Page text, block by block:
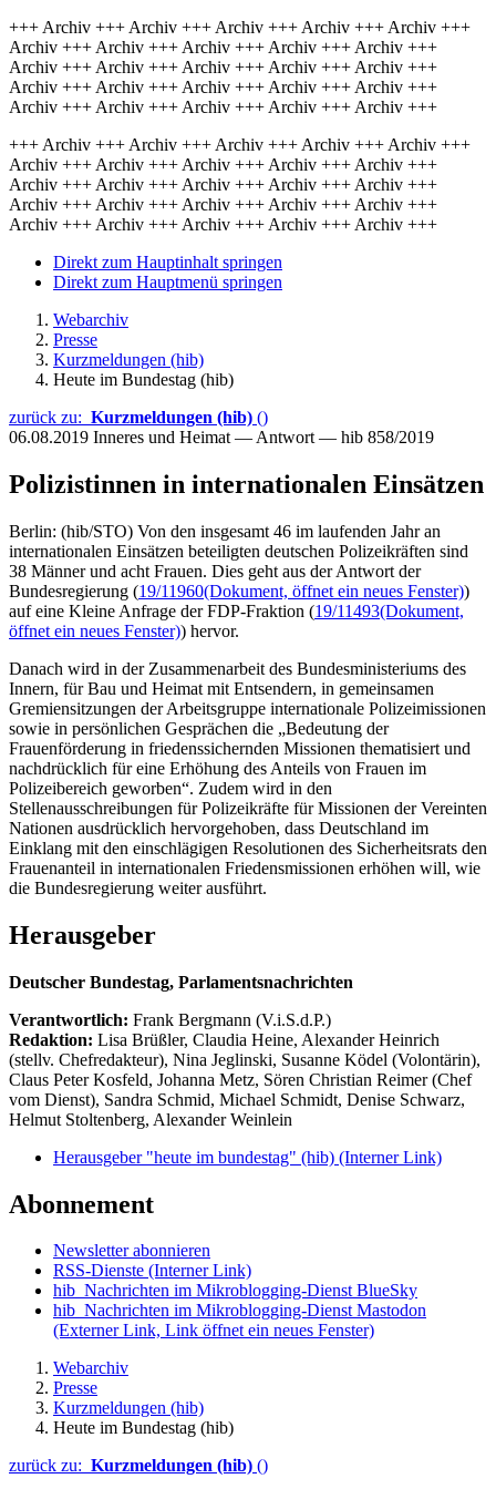
+++ Archiv +++ Archiv +++ Archiv +++ Archiv +++ Archiv +++
Archiv +++ Archiv +++ Archiv +++ Archiv +++ Archiv +++
Archiv +++ Archiv +++ Archiv +++ Archiv +++ Archiv +++
Archiv +++ Archiv +++ Archiv +++ Archiv +++ Archiv +++
Archiv +++ Archiv +++ Archiv +++ Archiv +++ Archiv +++
+++ Archiv +++ Archiv +++ Archiv +++ Archiv +++ Archiv +++
Archiv +++ Archiv +++ Archiv +++ Archiv +++ Archiv +++
Archiv +++ Archiv +++ Archiv +++ Archiv +++ Archiv +++
Archiv +++ Archiv +++ Archiv +++ Archiv +++ Archiv +++
Archiv +++ Archiv +++ Archiv +++ Archiv +++ Archiv +++
Direkt zum Hauptinhalt springen
Direkt zum Hauptmenü springen
Webarchiv
Presse
Kurzmeldungen (hib)
Heute im Bundestag (hib)
zurück zu: Kurzmeldungen (hib) ()
06.08.2019 Inneres und Heimat — Antwort — hib 858/2019
Polizistinnen in internationalen Einsätzen
Berlin: (hib/STO) Von den insgesamt 46 im laufenden Jahr an
internationalen Einsätzen beteiligten deutschen Polizeikräften sind
38 Männer und acht Frauen. Dies geht aus der Antwort der
Bundesregierung (19/11960(Dokument, öffnet ein neues Fenster))
auf eine Kleine Anfrage der FDP-Fraktion (19/11493(Dokument,
öffnet ein neues Fenster)) hervor.
Danach wird in der Zusammenarbeit des Bundesministeriums des
Innern, für Bau und Heimat mit Entsendern, in gemeinsamen
Gremiensitzungen der Arbeitsgruppe internationale Polizeimissionen
sowie in persönlichen Gesprächen die „Bedeutung der
Frauenförderung in friedenssichernden Missionen thematisiert und
nachdrücklich für eine Erhöhung des Anteils von Frauen im
Polizeibereich geworben“. Zudem wird in den
Stellenausschreibungen für Polizeikräfte für Missionen der Vereinten
Nationen ausdrücklich hervorgehoben, dass Deutschland im
Einklang mit den einschlägigen Resolutionen des Sicherheitsrats den
Frauenanteil in internationalen Friedensmissionen erhöhen will, wie
die Bundesregierung weiter ausführt.
Herausgeber
Deutscher Bundestag, Parlamentsnachrichten
Verantwortlich: Frank Bergmann (V.i.S.d.P.)
Redaktion: Lisa Brüßler, Claudia Heine, Alexander Heinrich
(stellv. Chefredakteur), Nina Jeglinski, Susanne Ködel (Volontärin),
Claus Peter Kosfeld, Johanna Metz, Sören Christian Reimer (Chef
vom Dienst), Sandra Schmid, Michael Schmidt, Denise Schwarz,
Helmut Stoltenberg, Alexander Weinlein
Herausgeber "heute im bundestag" (hib) (Interner Link)
Abonnement
Newsletter abonnieren
RSS-Dienste (Interner Link)
hib_Nachrichten im Mikroblogging-Dienst BlueSky
hib_Nachrichten im Mikroblogging-Dienst Mastodon
(Externer Link, Link öffnet ein neues Fenster)
Webarchiv
Presse
Kurzmeldungen (hib)
Heute im Bundestag (hib)
zurück zu: Kurzmeldungen (hib) ()